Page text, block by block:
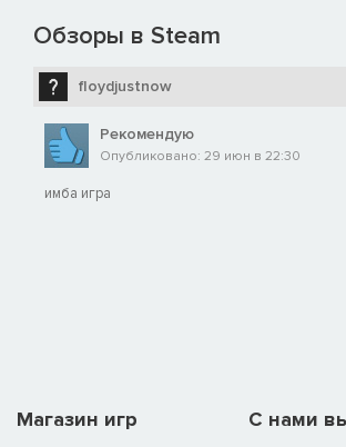
Обзоры в Steam
floydjustnow
Рекомендую
Опубликовано: 29 июн в 22:30
имба игра
Магазин игр C нами